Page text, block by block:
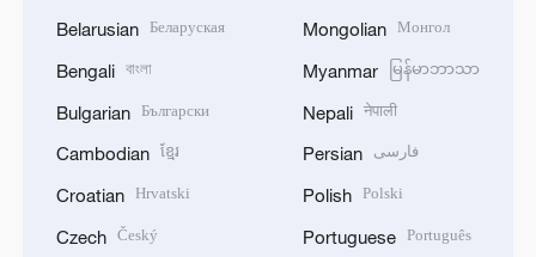
Belarusian Беларуская
Bengali বাংলা
Bulgarian Български
Cambodian ខ្មែរ
Croatian Hrvatski
Czech Český
Mongolian Монгол
Myanmar မြန်မာဘာသာ
Nepali नेपाली
Persian فارسی
Polish Polski
Portuguese Português